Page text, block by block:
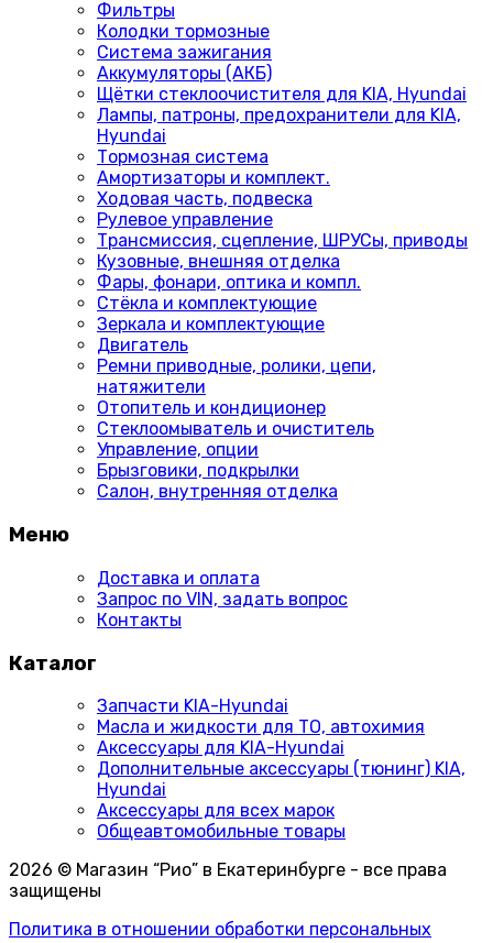
Фильтры
Колодки тормозные
Система зажигания
Аккумуляторы (АКБ)
Щётки стеклоочистителя для KIA, Hyundai
Лампы, патроны, предохранители для KIA,
Hyundai
Тормозная система
Амортизаторы и комплект.
Ходовая часть, подвеска
Рулевое управление
Трансмиссия, сцепление, ШРУСы, приводы
Кузовные, внешняя отделка
Фары, фонари, оптика и компл.
Стёкла и комплектующие
Зеркала и комплектующие
Двигатель
Ремни приводные, ролики, цепи,
натяжители
Отопитель и кондиционер
Стеклоомыватель и очиститель
Управление, опции
Брызговики, подкрылки
Салон, внутренняя отделка
Меню
Доставка и оплата
Запрос по VIN, задать вопрос
Контакты
Каталог
Запчасти KIA-Hyundai
Масла и жидкости для ТО, автохимия
Аксессуары для KIA-Hyundai
Дополнительные аксессуары (тюнинг) KIA,
Hyundai
Аксессуары для всех марок
Общеавтомобильные товары
2026 © Магазин “Рио” в Екатеринбурге - все права
защищены
Политика в отношении обработки персональных